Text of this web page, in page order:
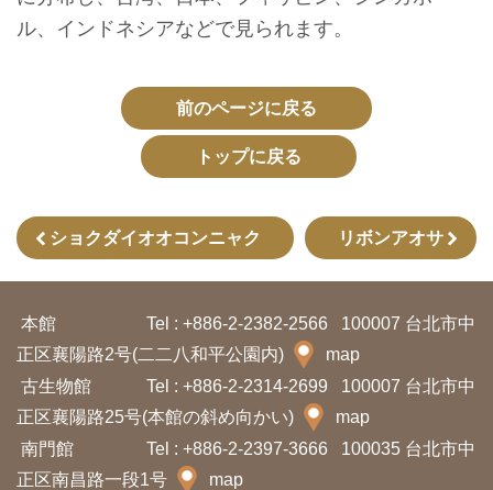
ト
ー
タ
開
放
宣
言
ト
ッ
ル、インドネシアなどで見られます。
前のページに戻る
トップに戻る
ショクダイオオコンニャク リボンアオサ
本館 Tel : +886-2-2382-2566
100007 台北市中
正区襄陽路2号(二二八和平公園内)
map
古生物館
Tel : +886-2-2314-2699
100007 台北市中
正区襄陽路25号(本館の斜め向かい)
map
南門館
Tel : +886-2-2397-3666
100035 台北市中
正区南昌路一段1号
map